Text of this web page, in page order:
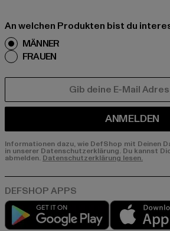
An welchen Produkten bist du
MÄNNER
FRAUEN
ANMELDEN
Informationen dazu, wie DefShop mit Deinen
in unserer Datenschutzerklärung. Du kannst
abmelden. Datenschutzerklärung lesen.
Play market